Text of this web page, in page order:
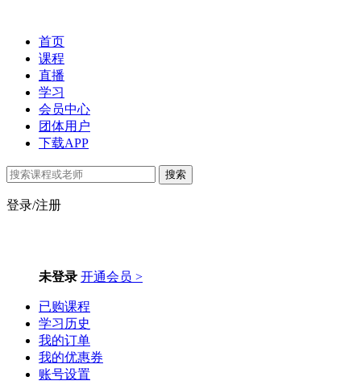
首页
课程
直播
学习
会员中心
团体用户
下载APP
搜索
登录/注册
未登录 开通会员 >
已购课程
学习历史
我的订单
我的优惠券
账号设置